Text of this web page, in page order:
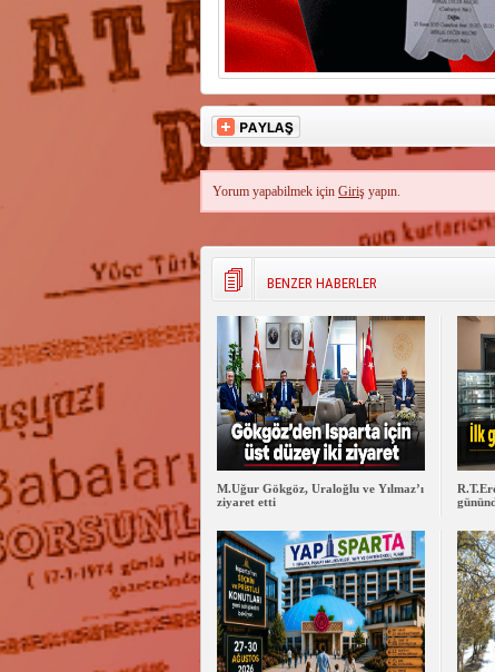
Yorum yapabilmek içinGiriş yapın.
BENZER HABERLER
M.Uğur Gökgöz, Uraloğlu ve Yılmaz’ı
ziyaret etti